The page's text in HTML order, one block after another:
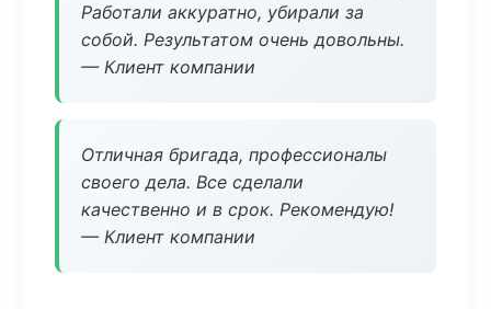
Работали аккуратно, убирали за
собой. Результатом очень довольны.
— Клиент компании
Отличная бригада, профессионалы
своего дела. Все сделали
качественно и в срок. Рекомендую!
— Клиент компании